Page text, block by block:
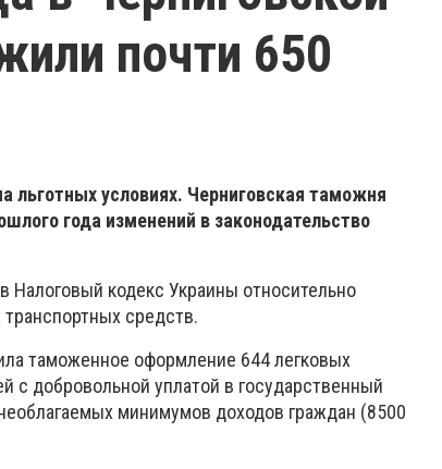
почти 650
льготных условиях. Черниговская таможня
года изменений в законодательство
Налоговый кодекс Украины относительно
средств.
таможенное оформление 644 легковых
с добровольной уплатой в государственный
минимумов доходов граждан (8500